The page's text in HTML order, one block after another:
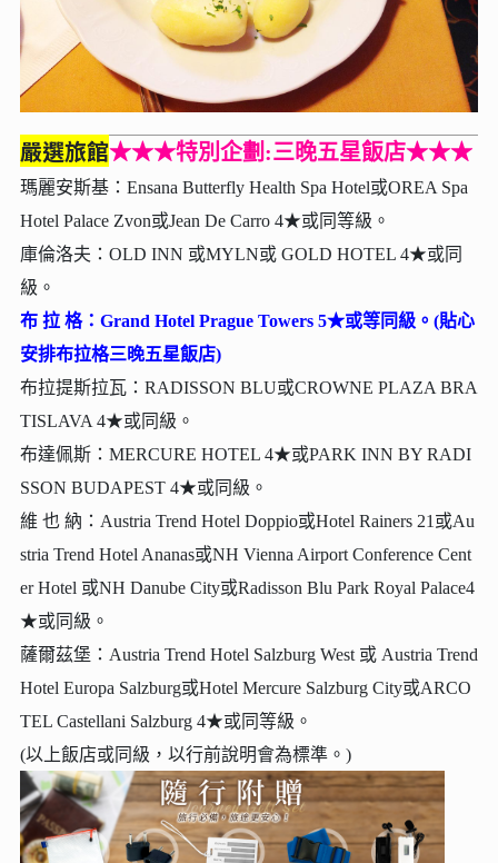
嚴選旅館★★★特別企劃:三晚五星飯店★★★
瑪麗安斯基：Ensana Butterfly Health Spa Hotel或OREA Spa
Hotel Palace Zvon或Jean De Carro 4★或同等級。
庫倫洛夫：OLD INN 或MYLN或 GOLD HOTEL 4★或同
級。
布 拉 格：Grand Hotel Prague Towers 5★或等同級。 (貼心
安排布拉格三晚五星飯店)
布拉提斯拉瓦：RADISSON BLU或CROWNE PLAZA BRA
TISLAVA 4★或同級。
布達佩斯：MERCURE HOTEL 4★或PARK INN BY RADI
SSON BUDAPEST 4★或同級。
維 也 納：Austria Trend Hotel Doppio或Hotel Rainers 21或Au
stria Trend Hotel Ananas或NH Vienna Airport Conference Cent
er Hotel 或NH Danube City或Radisson Blu Park Royal Palace4
★或同級。
薩爾茲堡：Austria Trend Hotel Salzburg West 或 Austria Trend
Hotel Europa Salzburg或Hotel Mercure Salzburg City或ARCO
TEL Castellani Salzburg 4★或同等級。
(以上飯店或同級，以行前說明會為標準。)